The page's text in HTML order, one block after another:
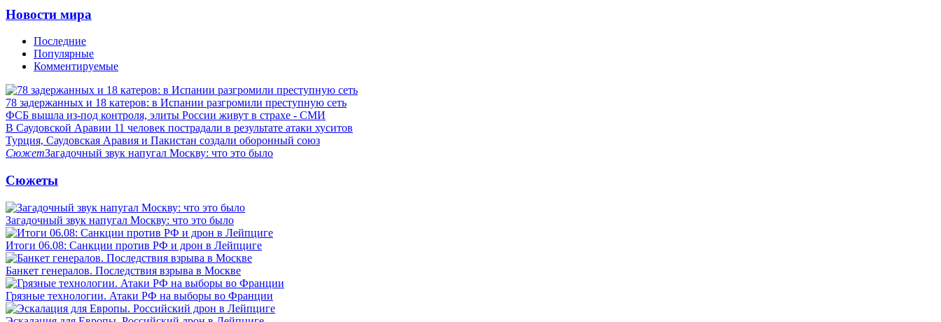
Новости мира
Последние
Популярные
Комментируемые
78 задержанных и 18 катеров: в Испании разгромили преступную сеть
ФСБ вышла из-под контроля, элиты России живут в страхе - СМИ
В Саудовской Аравии 11 человек пострадали в результате атаки хуситов
Турция, Саудовская Аравия и Пакистан создали оборонный союз
СюжетЗагадочный звук напугал Москву: что это было
Сюжеты
Загадочный звук напугал Москву: что это было
Итоги 06.08: Санкции против РФ и дрон в Лейпциге
Банкет генералов. Последствия взрыва в Москве
Грязные технологии. Атаки РФ на выборы во Франции